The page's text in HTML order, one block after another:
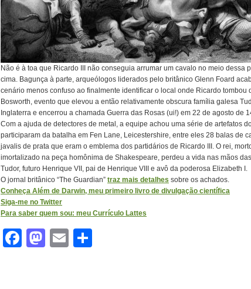
Não é à toa que Ricardo III não conseguia arrumar um cavalo no meio dessa
cima. Bagunça à parte, arqueólogos liderados pelo britânico Glenn Foard
cenário menos confuso ao finalmente identificar o local onde Ricardo tombou
Bosworth, evento que elevou a então relativamente obscura família galesa
Inglaterra e encerrou a chamada Guerra das Rosas (ui!) em 22 de agosto de
Com a ajuda de detectores de metal, a equipe achou uma série de artefatos
participaram da batalha em Fen Lane, Leicestershire, entre eles 28 balas de
javalis de prata que eram o emblema dos partidários de Ricardo III. O rei,
imortalizado na peça homônima de Shakespeare, perdeu a vida nas mãos
Tudor, futuro Henrique VII, pai de Henrique VIII e avô da poderosa Elizabeth I.
O jornal britânico “The Guardian” traz mais detalhes sobre os achados.
Conheça Além de Darwin, meu primeiro livro de divulgação científica
Siga-me no Twitter
Para saber quem sou: meu Currículo Lattes
Facebook
Mastodon
Email